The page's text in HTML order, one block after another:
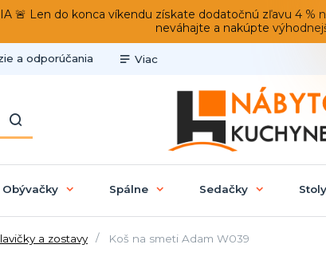
🚨 Len do konca víkendu získate dodatočnú zľavu 4
neváhajte a nakúpte
a odporúčania Viac
Obývačky Spálne Sedačky
a zostavy Koš na smeti Adam W039